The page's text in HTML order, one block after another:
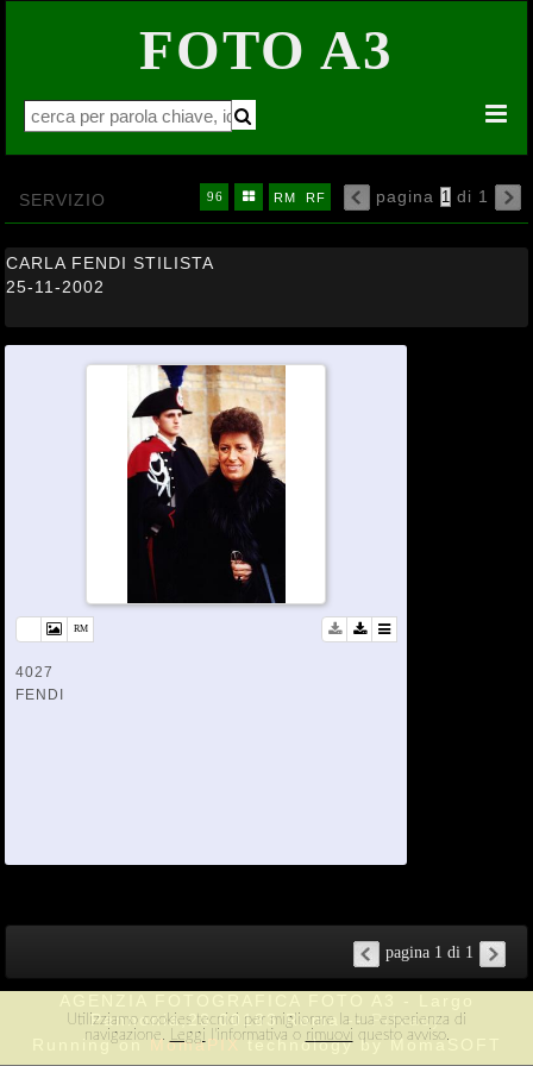
FOTO A3
 
SERVIZIO pagina di 1
16
32
64
96 


RM RF
CARLA FENDI STILISTA
25-11-2002
4027
FENDI
pagina 1 di 1
Pannonia,23 00183 Roma --Privacy
Running onMomaPIXtechnology by MomaSOFT
Utilizziamo cookies tecnici per migliorare la tua esperienza di
navigazione. Leggi l'informativa o rimuovi questo avviso.